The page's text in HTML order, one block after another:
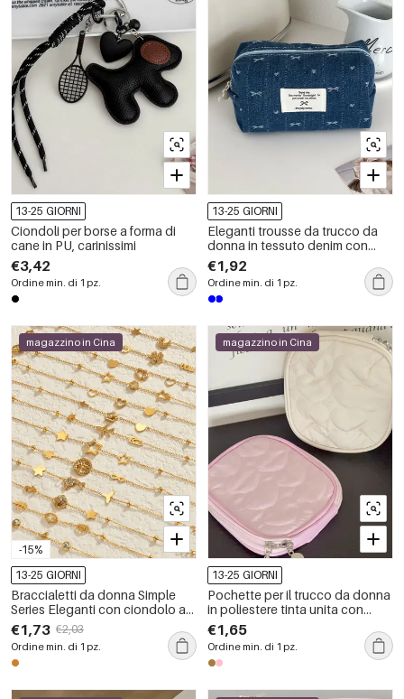
13-25 GIORNI
Ciondoli per borse a forma di
cane in PU, carinissimi
€3,42
Ordine min. di 1 pz.
13-25 GIORNI
Eleganti trousse da trucco da
donna in tessuto denim con
fiocco.
€1,92
Ordine min. di 1 pz.
-15%
magazzino in Cina
13-25 GIORNI
Braccialetti da donna Simple
Series Eleganti con ciondolo a
forma di cuore, stella, cerchio e
corona, in acciaio inossidabile
impermeabile color oro.
€1,73 €2,03
Ordine min. di 1 pz.
magazzino in Cina
13-25 GIORNI
Pochette per il trucco da donna
in poliestere tinta unita con
motivo a cuore semplice.
€1,65
Ordine min. di 1 pz.